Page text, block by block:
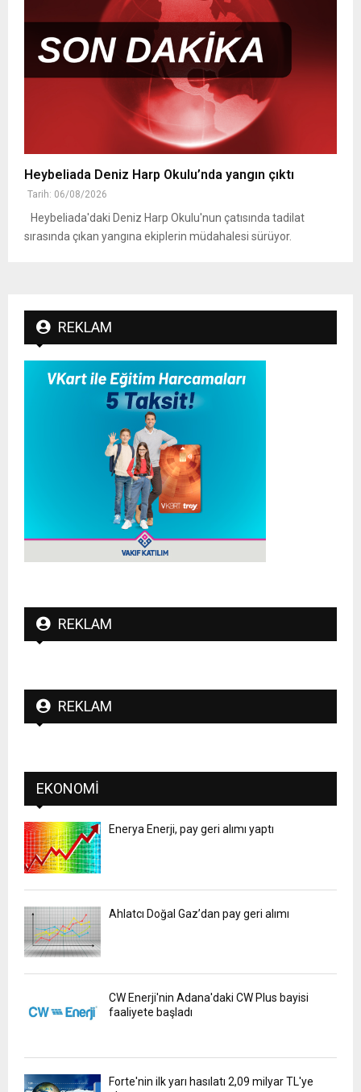
Heybeliada Deniz Harp Okulu’nda yangın çıktı
Tarih: 06/08/2026
Heybeliada'daki Deniz Harp Okulu'nun çatısında tadilat
sırasında çıkan yangına ekiplerin müdahalesi sürüyor.
REKLAM
REKLAM
REKLAM
EKONOMI
Enerya Enerji, pay geri alımı yaptı
Ahlatcı Doğal Gaz’dan pay geri alımı
CW Enerji'nin Adana'daki CW Plus bayisi
faaliyete başladı
Forte'nin ilk yarı hasılatı 2,09 milyar TL'ye